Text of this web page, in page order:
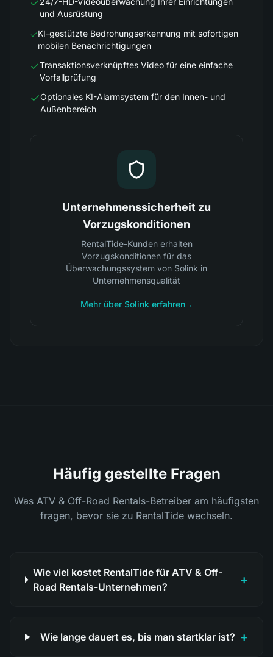
und Ausrüstung
KI-gestützte Bedrohungserkennung mit sofortigen
mobilen Benachrichtigungen
Transaktionsverknüpftes Video für eine einfache
Vorfallprüfung
Optionales KI-Alarmsystem für den Innen- und
Außenbereich
Unternehmenssicherheit zu
Vorzugskonditionen
RentalTide-Kunden erhalten
Vorzugskonditionen für das
Überwachungssystem von Solink in
Unternehmensqualität
Mehr über Solink erfahren→
Häufig gestellte Fragen
Was ATV & Off-Road Rentals-Betreiber am häufigsten
fragen, bevor sie zu RentalTide wechseln.
Wie viel kostet RentalTide für ATV & Off-
Road Rentals-Unternehmen?
+
Wie lange dauert es, bis man startklar ist? +